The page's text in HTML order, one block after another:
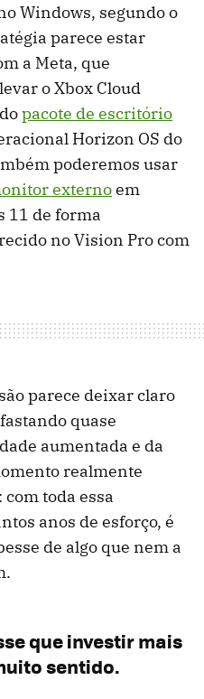
Windows, segundo o
parece estar
a Meta, que
o Xbox Cloud
pacote de escritório
Horizon OS do
poderemos usar
externoem
11 de forma
no Vision Pro com
parece deixar claro
quase
aumentada e da
realmente
toda essa
anos de esforço, é
de algo que nem a
que investir mais
sentido.